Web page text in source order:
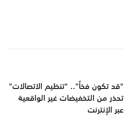
"قد تكون فخاً".. "تنظيم الاتصالات"
تحذر من التخفيضات غير الواقعية
عبر الإنترنت